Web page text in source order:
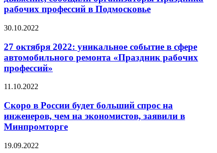
рабочих профессий в Подмосковье
30.10.2022
27 октября 2022: уникальное событие в сфере
автомобильного ремонта «Праздник рабочих
профессий»
11.10.2022
Скоро в России будет больший спрос на
инженеров, чем на экономистов, заявили в
Минпромторге
19.09.2022